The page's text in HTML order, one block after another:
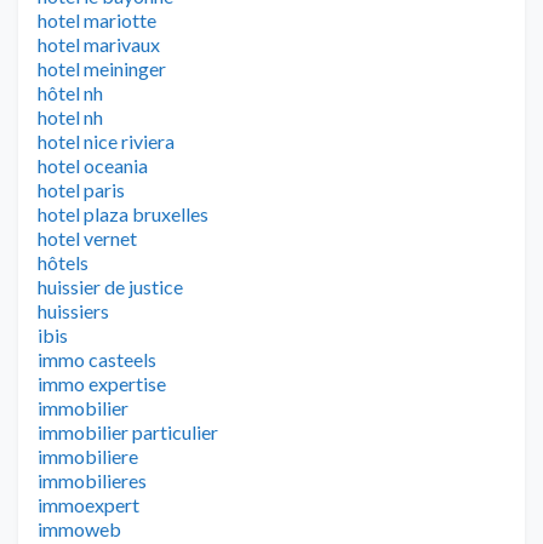
hotel mariotte
hotel marivaux
hotel meininger
hôtel nh
hotel nh
hotel nice riviera
hotel oceania
hotel paris
hotel plaza bruxelles
hotel vernet
hôtels
huissier de justice
huissiers
ibis
immo casteels
immo expertise
immobilier
immobilier particulier
immobiliere
immobilieres
immoexpert
immoweb